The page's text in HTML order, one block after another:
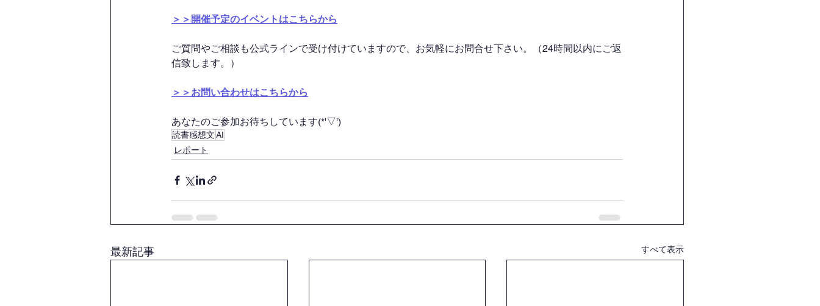
＞＞開催予定のイベントはこちらから
ご質問やご相談も公式ラインで受け付けていますので、お気軽にお問合せ下さい。（24時間以内にご返
信致します。）
＞＞お問い合わせはこちらから
あなたのご参加お待ちしています(*'▽')
読書感想文AI
レポート
最新記事 すべて表示